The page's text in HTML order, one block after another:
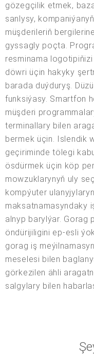
gözegçilik etmek,
sanlysy,
müşderileriň
gyssagly poçta.
resminama
döwri üçin hakyky
barada duýduryş.
funksiýasy. Smartfon
müşderi
terminallary bilen
bermek üçin. Islendik
geçiriminde tölegi
ösdürmek üçin köp
mowzuklarynyň uly
kompýuter
maksatnamasyndaky
alnyp barylýar. Gorag
öndürijiligini ep-esli
gorag iş
meselesi bilen
görkezilen ähli
salgylary bilen